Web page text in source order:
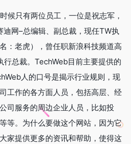
候只有两位员工，一位是祝志军，
迪网–总编辑、副总裁，现任TW执
：老虎），曾任职新浪科技频道高
行总裁。TechWeb目前主要提供的
人的口号是揭示行业规则，现
工作的各方面人员，包括高层、经
司服务的周边企业人员，比如投
等。为什么要做这个网站，因为它
家提供更多的资讯和帮助，使得这